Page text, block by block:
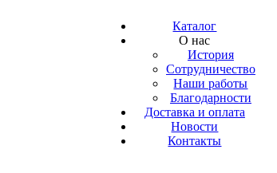
Каталог
О нас
История
Сотрудничество
Наши работы
Благодарности
Доставка и оплата
Новости
Контакты